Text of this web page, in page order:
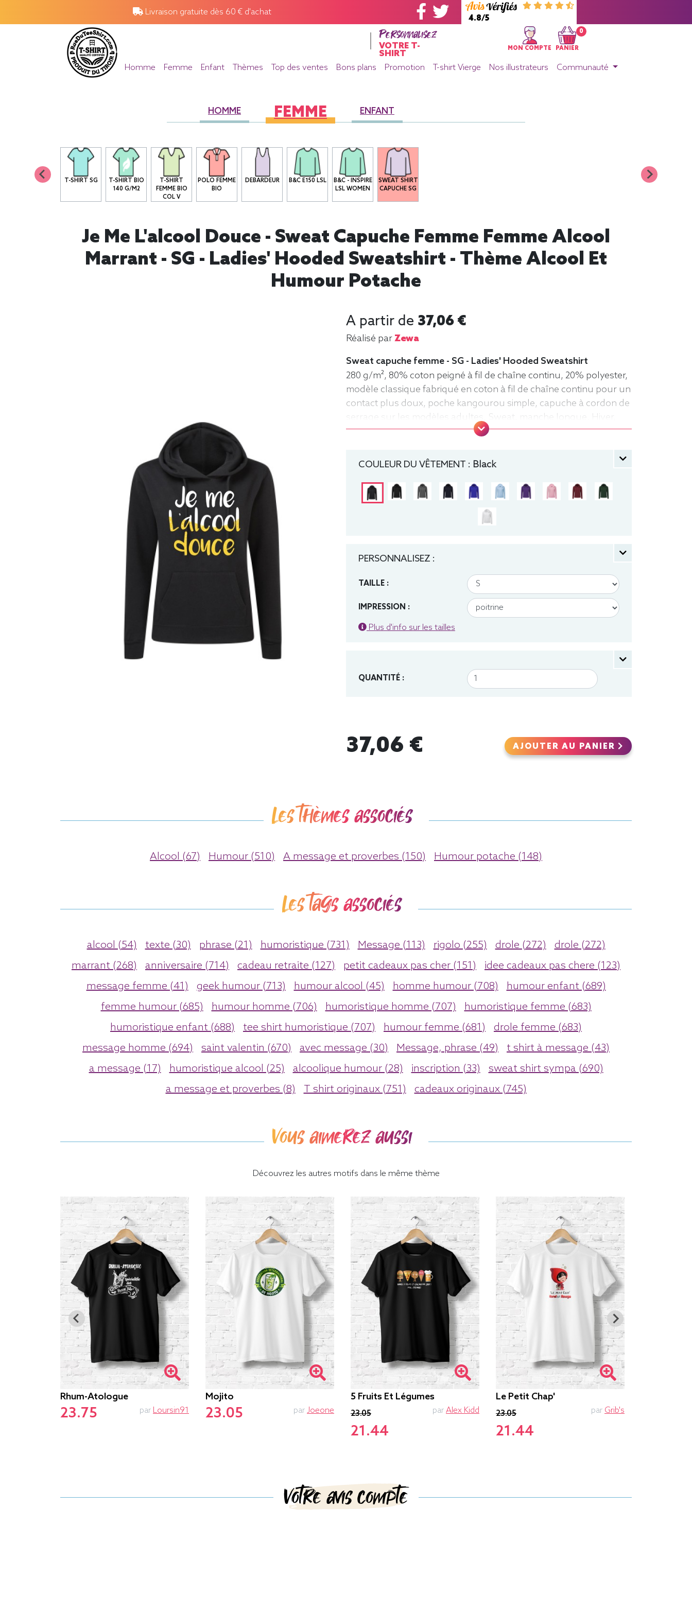
Livraison gratuite dès 60 € d'achat
4.8/5
Personnalisez
VOTRE T-
SHIRT
MON COMPTE
0
PANIER
Homme Femme Enfant Thèmes Top des ventes Bons plans Promotion T-shirt Vierge Nos illustrateurs Communauté
HOMME FEMME ENFANT
T-SHIRT SG
T-SHIRT BIO
140 G/M2
T-SHIRT
FEMME BIO
COL V
POLO FEMME
BIO
DEBARDEUR B&C E150 LSL
B&C - INSPIRE
LSL WOMEN
SWEAT SHIRT
CAPUCHE SG
Je Me L'alcool Douce - Sweat Capuche Femme Femme Alcool
Marrant - SG - Ladies' Hooded Sweatshirt - Thème Alcool Et
Humour Potache
A partir de 37,06 €
Réalisé parZewa
Sweat capuche femme - SG - Ladies' Hooded Sweatshirt
280 g/m², 80% coton peigné à fil de chaîne continu, 20% polyester,
modèle classique fabriqué en coton à fil de chaîne continu pour un
contact plus doux, poche kangourou simple, capuche à cordon de
serrage sur les modèles adultes. Sweat, manche longue, Hiver,
Femme, Capuche
COULEUR DU VÊTEMENT : Black
PERSONNALISEZ :
TAILLE :
IMPRESSION :
Plus d'info sur les tailles
QUANTITÉ :
37,06 € AJOUTER AU PANIER
Les thèmes associés
Alcool (67) Humour (510) A message et proverbes (150) Humour potache (148)
Les tags associés
alcool (54) texte (30) phrase (21) humoristique (731) Message (113) rigolo (255) drole (272)
drole (272)
marrant (268)
anniversaire (714) cadeau retraite (127) petit cadeaux pas cher (151)
idee cadeaux pas chere (123)
message femme (41)
geek humour (713) humour alcool (45) homme humour (708)
humour enfant (689)
femme humour (685)
humour homme (706) humoristique homme (707)
humoristique femme (683)
humoristique enfant (688)
tee shirt humoristique (707) humour femme (681)
drole femme (683)
message homme (694)
saint valentin (670) avec message (30) Message, phrase (49)
t shirt à message (43)
a message (17)
humoristique alcool (25) alcoolique humour (28) inscription (33)
sweat shirt sympa (690)
a message et proverbes (8)
T shirt originaux (751) cadeaux originaux (745)
Vous aimerez aussi
Découvrez les autres motifs dans le même thème
Rhum-Atologue
23.75 par Loursin91
Mojito
23.05 par Joeone
5 Fruits Et Légumes
23.05
21.44
par Alex Kidd
Le Petit Chap'
23.05
21.44
par Grib's
Votre avis compte